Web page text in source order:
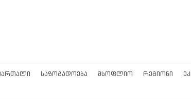
ᲡᲐᲖᲝᲒᲐᲓᲝᲔᲑᲐ ᲛᲡᲝᲤᲚᲘᲝ ᲠᲔᲒᲘᲝᲜᲘ